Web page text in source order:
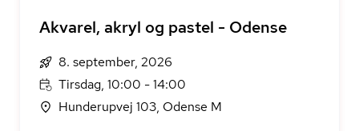
Akvarel, akryl og pastel - Odense
8. september, 2026
Tirsdag, 10:00 - 14:00
Hunderupvej 103, Odense M